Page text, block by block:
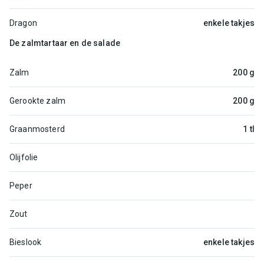
Dragon enkele takjes
De zalmtartaar en de salade
Zalm 200 g
Gerookte zalm 200 g
Graanmosterd 1 tl
Olijfolie
Peper
Zout
Bieslook enkele takjes